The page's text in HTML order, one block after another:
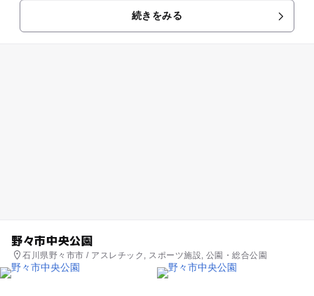
続きをみる
野々市中央公園
石川県野々市市 / アスレチック, スポーツ施設, 公園・総合公園